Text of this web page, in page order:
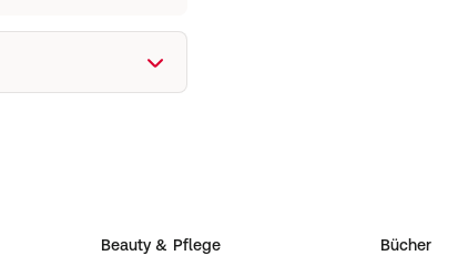
Beauty & Pflege Bücher